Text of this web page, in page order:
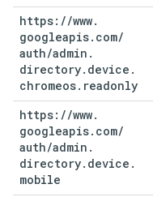
https: //www.
googleapis. com/
auth/admin .
directory. device .
chromeos. readonly
https: //www.
googleapis. com/
auth/admin .
directory. device .
mobile